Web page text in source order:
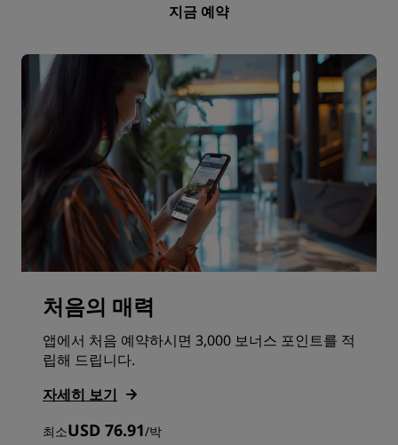
지금 예약
처음의 매력
앱에서 처음 예약하시면 3,000 보너스 포인트를 적
립해 드립니다.
자세히 보기
최소USD 76.91/박